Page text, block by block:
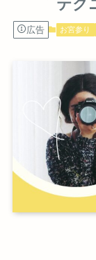
テク
広告 お宮参り